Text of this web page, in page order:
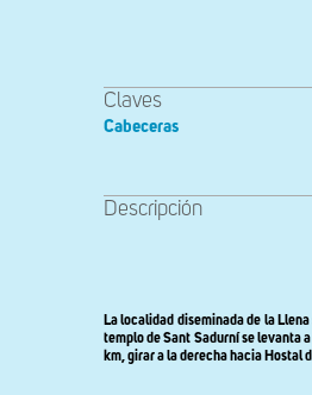
Claves
Cabeceras
Descripción
La localidad diseminada de la Llena
templo de Sant Sadurní se levanta
km, girar a la derecha hacia Hostal